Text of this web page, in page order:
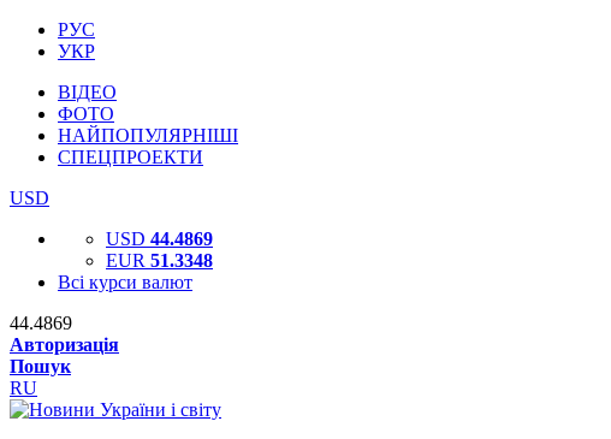
РУС
УКР
ВІДЕО
ФОТО
НАЙПОПУЛЯРНІШІ
СПЕЦПРОЕКТИ
USD
USD 44.4869
EUR 51.3348
Всі курси валют
44.4869
Авторизація
Пошук
RU